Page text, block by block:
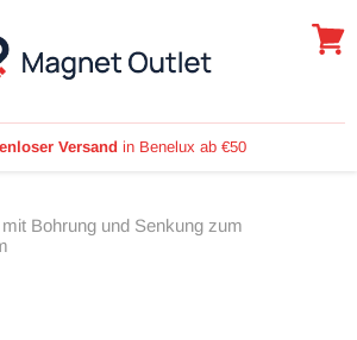
Versand in Benelux ab €50
Bohrung und Senkung zum